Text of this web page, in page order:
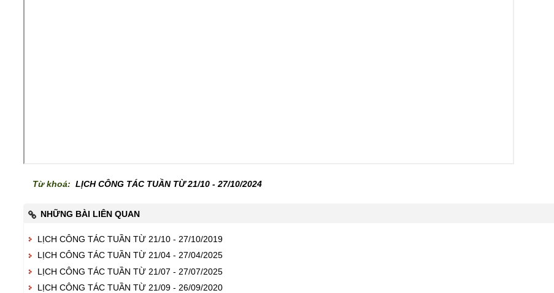
Từ khoá: LỊCH CÔNG TÁC TUẦN TỪ 21/10 - 27/10/2024
NHỮNG BÀI LIÊN QUAN
LỊCH CÔNG TÁC TUẦN TỪ 21/10 - 27/10/2019
LỊCH CÔNG TÁC TUẦN TỪ 21/04 - 27/04/2025
LỊCH CÔNG TÁC TUẦN TỪ 21/07 - 27/07/2025
LỊCH CÔNG TÁC TUẦN TỪ 21/09 - 26/09/2020